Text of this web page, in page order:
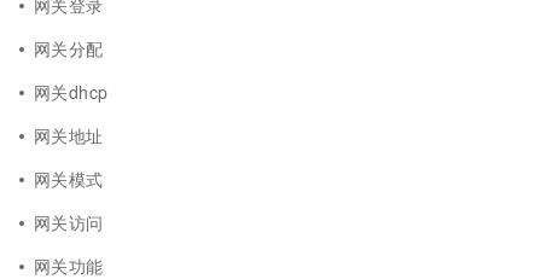
网关登录
网关分配
网关dhcp
网关地址
网关模式
网关访问
网关功能